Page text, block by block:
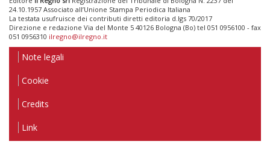
24.10.1957 Associato all’Unione Stampa Periodica Italiana
La testata usufruisce dei contributi diretti editoria d.lgs 70/2017
Direzione e redazione Via del Monte 5 40126 Bologna (Bo) tel 051 0956100 - fax
051 0956310 ilregno@ilregno.it
Note legali
Cookie
Credits
Link